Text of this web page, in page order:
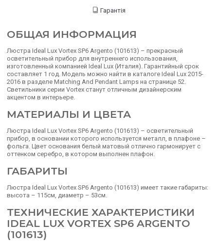
Гарантія
ОБЩАЯ ИНФОРМАЦИЯ
Люстра Ideal Lux Vortex SP6 Argento (101613) – прекрасный
осветительный прибор для внутреннего использования,
изготовленный компанией Ideal Lux (Италия). Гарантийный срок
составляет 1 год. Модель можно найти в каталоге Ideal Lux 2015-
2016 в разделе Matching And Pendant Lamps на странице 52.
Светильники серии Vortex станут отличным дизайнерским
акцентом в интерьере.
МАТЕРИАЛЫ И ЦВЕТА
Люстра Ideal Lux Vortex SP6 Argento (101613) – осветительный
прибор, в основании которого используется металл, в плафоне –
фольга. Цвет основания белый матовый отлично гармонирует с
оттенком серебро, в котором выполнен плафон.
ГАБАРИТЫ
Люстра Ideal Lux Vortex SP6 Argento (101613) имеет такие габариты:
высота – 115см, диаметр – 53см.
ТЕХНИЧЕСКИЕ ХАРАКТЕРИСТИКИ
IDEAL LUX VORTEX SP6 ARGENTO
(101613)